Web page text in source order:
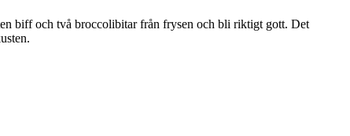
biff och två broccolibitar från frysen och bli riktigt gott. Det